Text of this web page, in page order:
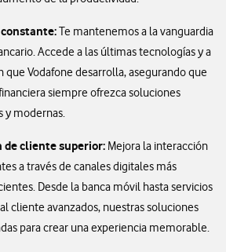
Te mantenemos a la vanguardia
Accede a las últimas tecnologías y a
que Vodafone desarrolla, asegurando que
siempre ofrezca soluciones
y modernas.
de cliente superior: Mejora la interacción
a través de canales digitales más
Desde la banca móvil hasta servicios
cliente avanzados, nuestras soluciones
para crear una experiencia memorable.